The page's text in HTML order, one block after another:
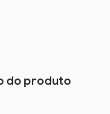
do produto